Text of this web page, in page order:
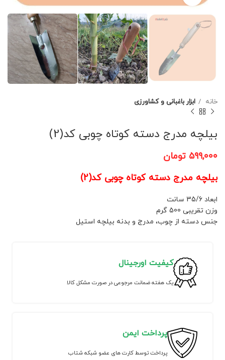
خانه ابزار باغبانی و کشاورزی
بیلچه مدرج دسته کوتاه چوبی کد(2)
۵۹۹,۰۰۰ تومان
بیلچه مدرج دسته کوتاه چوبی کد(2)
ابعاد 35/6 سانت
وزن تقریبی 500 گرم
جنس دسته از چوب، مدرج و بدنه بیلچه استیل
کیفیت اورجینال
یک هفته ضمانت مرجوعی در صورت مشکل کالا
پرداخت ایمن
پرداخت توسط کارت های عضو شبکه شتاب